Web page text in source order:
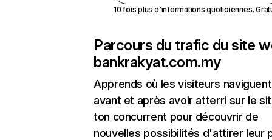
10 fois plus d'informations quotidiennes.
Parcours du trafic du site
bankrakyat.com.my
Apprends où les visiteurs naviguent
avant et après avoir atterri sur le
ton concurrent pour découvrir de
nouvelles possibilités d'attirer leur